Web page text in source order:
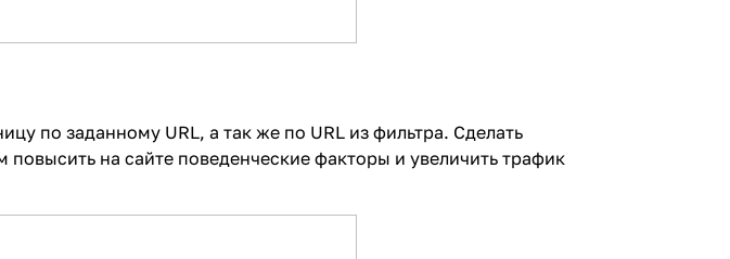
по заданному URL, а так же по URL из фильтра. Сделать
на сайте поведенческие факторы и увеличить трафик